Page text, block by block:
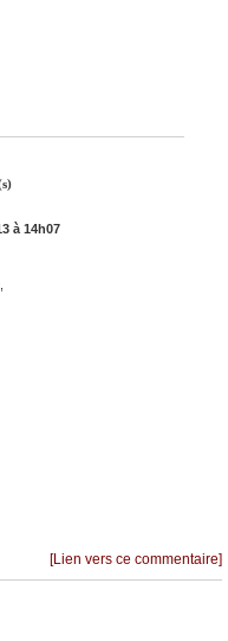
à 14h07
[Lien vers ce commentaire]